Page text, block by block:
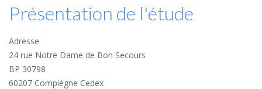
Présentation de l'étude
Adresse
24 rue Notre Dame de Bon Secours
BP 30798
60207 Compiègne Cedex